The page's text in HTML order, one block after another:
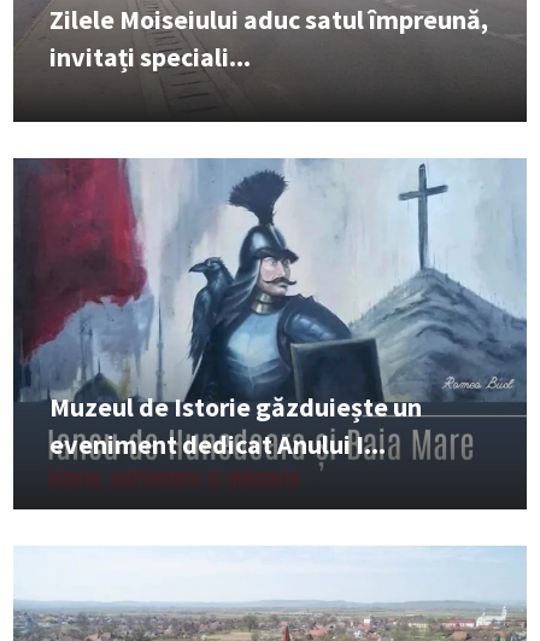
Zilele Moiseiului aduc satul împreună,
invitați speciali...
Muzeul de Istorie găzduiește un
eveniment dedicat Anului I...